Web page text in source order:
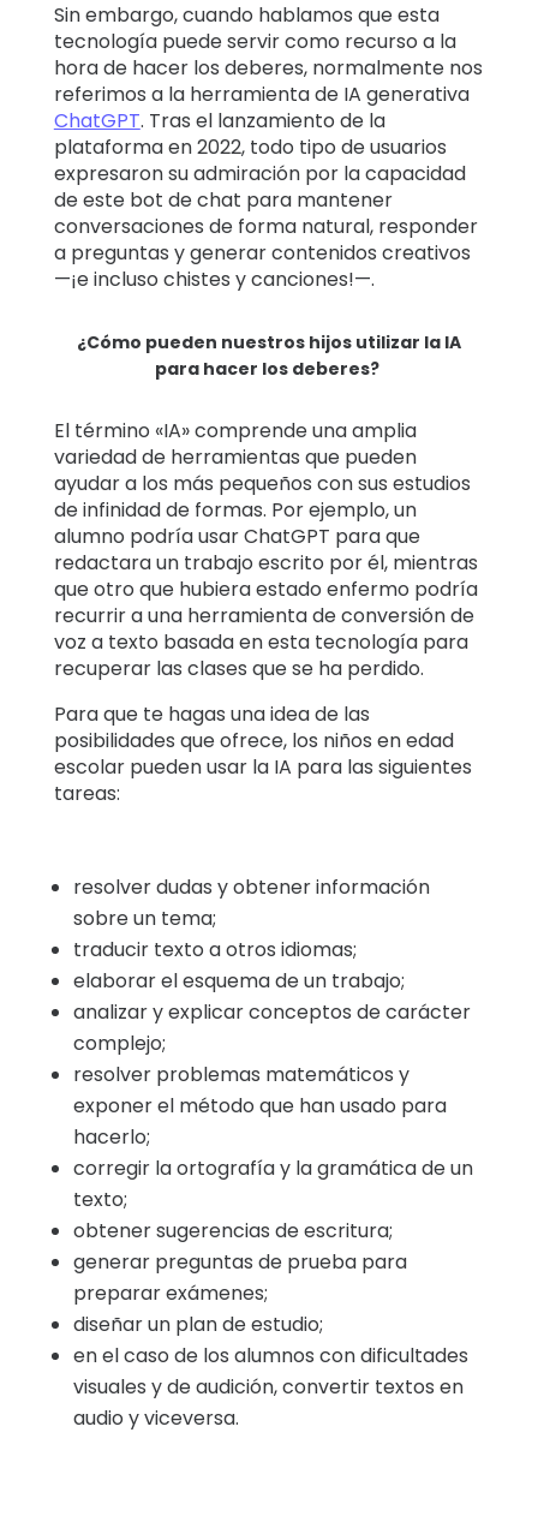
Sin embargo, cuando hablamos que esta
tecnología puede servir como recurso a la
hora de hacer los deberes, normalmente nos
referimos a la herramienta de IA generativa
ChatGPT. Tras el lanzamiento de la
plataforma en 2022, todo tipo de usuarios
expresaron su admiración por la capacidad
de este bot de chat para mantener
conversaciones de forma natural, responder
a preguntas y generar contenidos creativos
—¡e incluso chistes y canciones!—.
¿Cómo pueden nuestros hijos utilizar la IA
para hacer los deberes?
El término «IA» comprende una amplia
variedad de herramientas que pueden
ayudar a los más pequeños con sus estudios
de infinidad de formas. Por ejemplo, un
alumno podría usar ChatGPT para que
redactara un trabajo escrito por él, mientras
que otro que hubiera estado enfermo podría
recurrir a una herramienta de conversión de
voz a texto basada en esta tecnología para
recuperar las clases que se ha perdido.
Para que te hagas una idea de las
posibilidades que ofrece, los niños en edad
escolar pueden usar la IA para las siguientes
tareas:
resolver dudas y obtener información
sobre un tema;
traducir texto a otros idiomas;
elaborar el esquema de un trabajo;
analizar y explicar conceptos de carácter
complejo;
resolver problemas matemáticos y
exponer el método que han usado para
hacerlo;
corregir la ortografía y la gramática de un
texto;
obtener sugerencias de escritura;
generar preguntas de prueba para
preparar exámenes;
diseñar un plan de estudio;
en el caso de los alumnos con dificultades
visuales y de audición, convertir textos en
audio y viceversa.